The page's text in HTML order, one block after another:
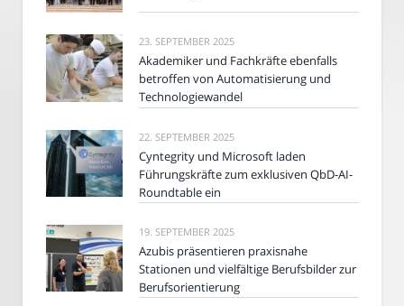
23. SEPTEMBER 2025
Akademiker und Fachkräfte ebenfalls
betroffen von Automatisierung und
Technologiewandel
22. SEPTEMBER 2025
Cyntegrity und Microsoft laden
Führungskräfte zum exklusiven QbD-AI-
Roundtable ein
19. SEPTEMBER 2025
Azubis präsentieren praxisnahe
Stationen und vielfältige Berufsbilder zur
Berufsorientierung